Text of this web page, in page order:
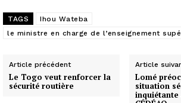
TAGS
Ihou Wateba
le ministre en charge de l’enseignement
Article précédent
Le Togo veut renforcer la
sécurité routière
Article
Lomé
situation
inquiétante